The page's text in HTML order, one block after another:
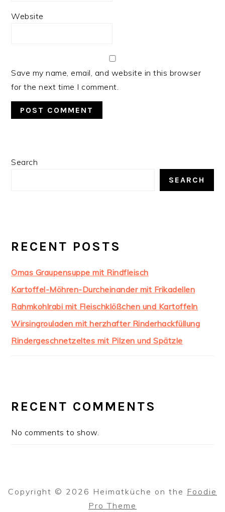
Website
Save my name, email, and website in this browser
for the next time I comment.
PRIMARY
Search
SEARCH
RECENT POSTS
Omas Graupensuppe mit Rindfleisch
Kartoffel-Möhren-Durcheinander mit Frikadellen
Rahmkohlrabi mit Fleischklößchen und Kartoffeln
Wirsingrouladen mit herzhafter Rinderhackfüllung
Rindergeschnetzeltes mit Pilzen und Spätzle
RECENT COMMENTS
No comments to show.
Copyright © 2026 Heimatküche on the Foodie
Pro Theme